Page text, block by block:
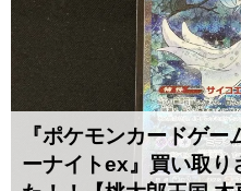
『ポケモンカードゲ
ーナイトex』買い取り